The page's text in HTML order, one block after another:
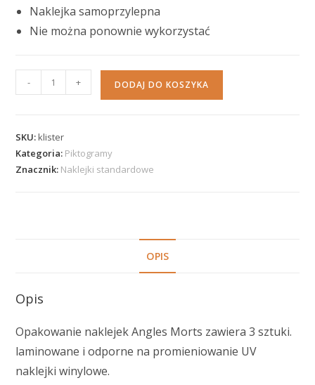
Naklejka samoprzylepna
Nie można ponownie wykorzystać
- + DODAJ DO KOSZYKA
SKU:klister
Kategoria: Piktogramy
Znacznik: Naklejki standardowe
OPIS
Opis
Opakowanie naklejek Angles Morts zawiera 3 sztuki.
laminowane i odporne na promieniowanie UV
naklejki winylowe.